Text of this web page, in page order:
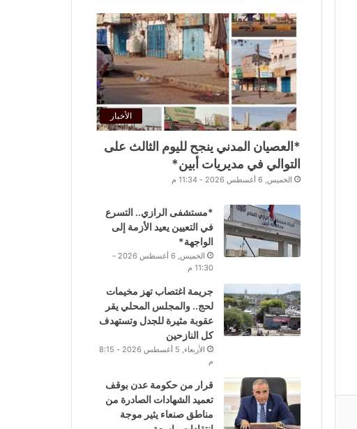
الأخبار
*العصيان المدني ينجح لليوم الثالث على
التوالي في مديريات أبين*
الخميس, 6 أغسطس 2026 - 11:34 م
*مستشفى الرازي.. التسرع
في التعيين يعيد الأزمة إلى
الواجهة*
الخميس, 6 أغسطس 2026 -
11:30 م
جريمة اغتصاب تهز مخيمات
لحج.. والمجلس المحلي يقر
عقوبة مثيرة للجدل وتستهدف
كل النازحين
الأربعاء, 5 أغسطس 2026 - 8:15
م
قرار من حكومة عدن بوقف
تعميد الشهادات الصادرة من
مناطق صنعاء يثير موجة